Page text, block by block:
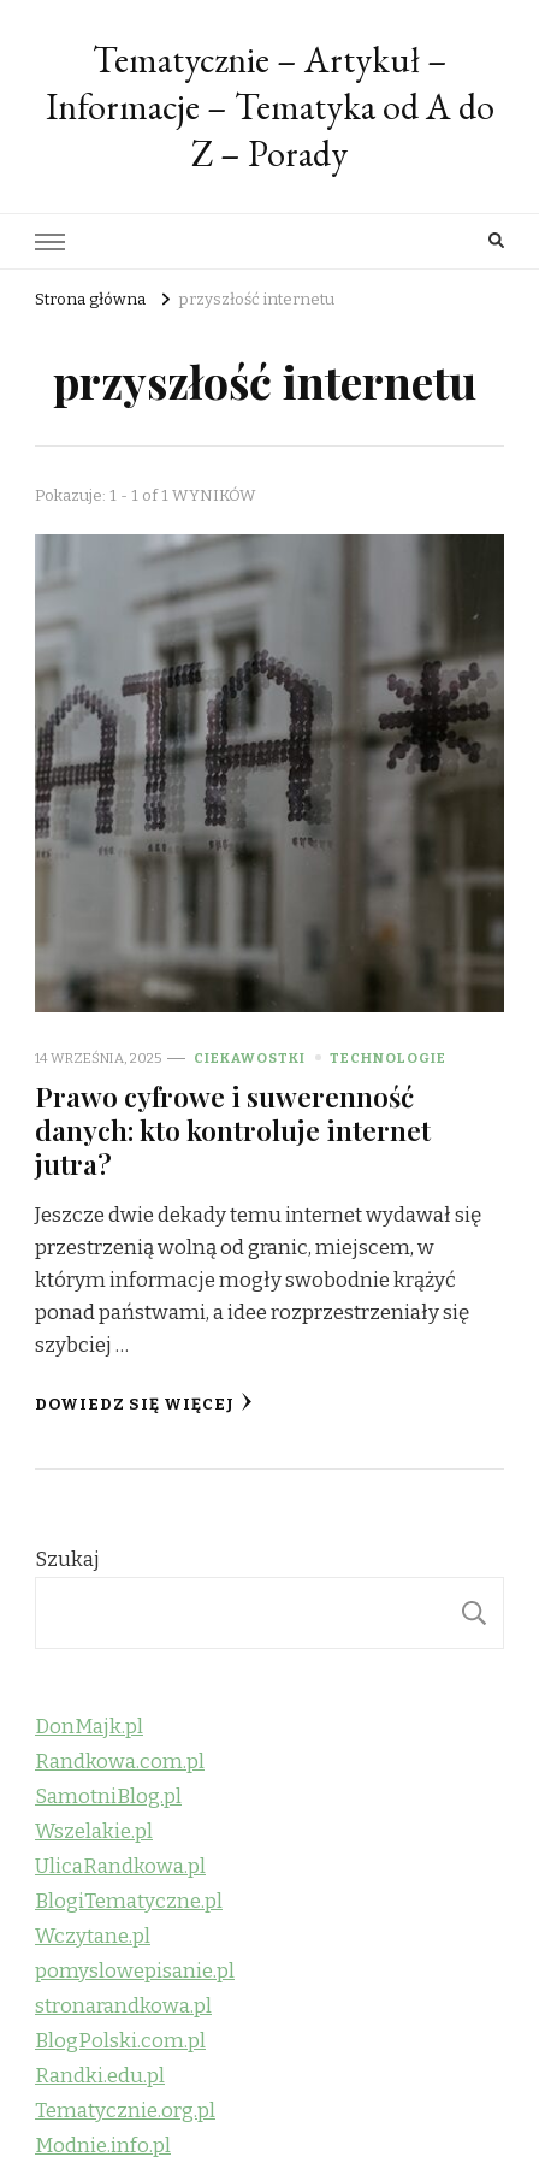
Tematycznie – Artykuł –
Informacje – Tematyka od A do
Z – Porady
Strona główna przyszłość internetu
przyszłość internetu
Pokazuje: 1 - 1 of 1 WYNIKÓW
14 WRZEŚNIA, 2025 CIEKAWOSTKI TECHNOLOGIE
Prawo cyfrowe i suwerenność
danych: kto kontroluje internet
jutra?
Jeszcze dwie dekady temu internet wydawał się
przestrzenią wolną od granic, miejscem, w
którym informacje mogły swobodnie krążyć
ponad państwami, a idee rozprzestrzeniały się
szybciej …
DOWIEDZ SIĘ WIĘCEJ
Szukaj
DonMajk.pl
Randkowa.com.pl
SamotniBlog.pl
Wszelakie.pl
UlicaRandkowa.pl
BlogiTematyczne.pl
Wczytane.pl
pomyslowepisanie.pl
stronarandkowa.pl
BlogPolski.com.pl
Randki.edu.pl
Tematycznie.org.pl
Modnie.info.pl